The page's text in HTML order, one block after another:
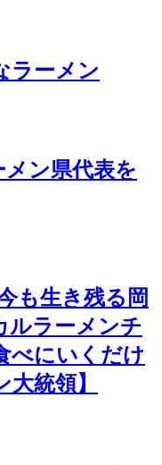
ラーメン
メン県代表を
も生き残る岡
ルラーメンチ
べにいくだけ
統領】